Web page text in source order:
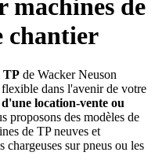
machines de
chantier
TP de Wacker Neuson
dans l'avenir de votre
location-vente ou
proposons des modèles de
de TP neuves et
chargeuses sur pneus ou les